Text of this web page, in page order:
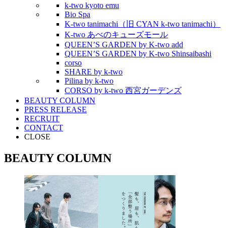
k-two kyoto emu
Bio Spa
K-two tanimachi（旧 CYAN k-two tanimachi）
K-two あべのキューズモール
QUEEN’S GARDEN by K-two add
QUEEN’S GARDEN by K-two Shinsaibashi
corso
SHARE by k-two
Pilina by k-two
CORSO by k-two 西宮ガーデンズ
BEAUTY COLUMN
PRESS RELEASE
RECRUIT
CONTACT
CLOSE
BEAUTY COLUMN